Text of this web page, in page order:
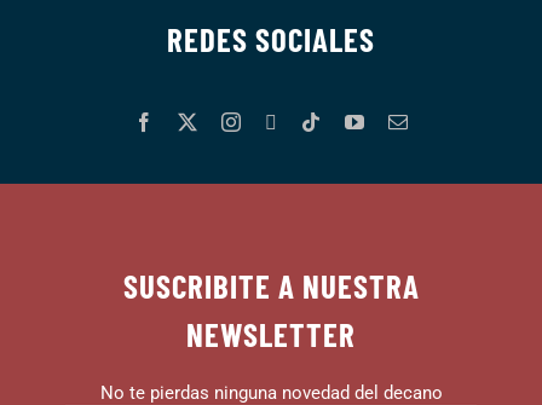
REDES SOCIALES
SUSCRIBITE A NUESTRA
NEWSLETTER
No te pierdas ninguna novedad del decano